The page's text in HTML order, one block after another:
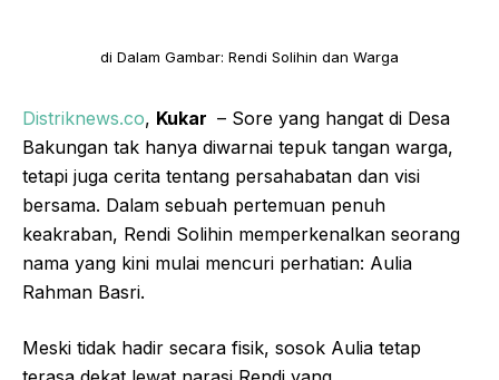
di Dalam Gambar: Rendi Solihin dan Warga
Distriknews.co, Kukar – Sore yang hangat di Desa
Bakungan tak hanya diwarnai tepuk tangan warga,
tetapi juga cerita tentang persahabatan dan visi
bersama. Dalam sebuah pertemuan penuh
keakraban, Rendi Solihin memperkenalkan seorang
nama yang kini mulai mencuri perhatian: Aulia
Rahman Basri.
Meski tidak hadir secara fisik, sosok Aulia tetap